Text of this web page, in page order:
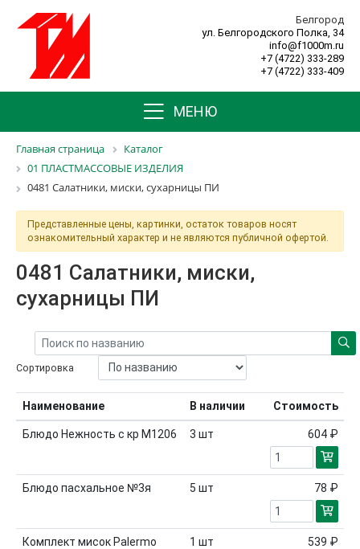
Белгород
ул. Белгородского Полка, 34
info@f1000m.ru
+7 (4722) 333-289
+7 (4722) 333-409
МЕНЮ
Главная страница
Каталог
01 ПЛАСТМАССОВЫЕ ИЗДЕЛИЯ
0481 Салатники, миски, сухарницы ПИ
Представленные цены, картинки, остаток товаров носят
ознакомительный характер и не являются публичной офертой.
0481 Салатники, миски,
сухарницы ПИ
Сортировка
Наименование В наличии Стоимость
Блюдо Нежность с кр М1206 3 шт 604 ₽
Блюдо пасхальное №3я 5 шт 78 ₽
Комплект мисок Palermo
1 шт 539 ₽